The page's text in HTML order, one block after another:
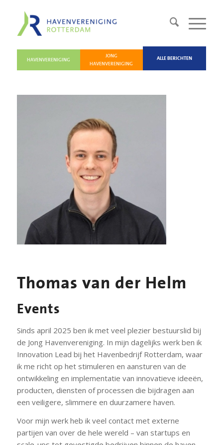
HAVENVERENIGING
JONG
HAVENVERENIGING
ALLE BERICHTEN
Thomas van der Helm
Events
Sinds april 2025 ben ik met veel plezier bestuurslid bij
de Jong Havenvereniging. In mijn dagelijks werk ben ik
Innovation Lead bij het Havenbedrijf Rotterdam, waar
ik me richt op het stimuleren en aansturen van de
ontwikkeling en implementatie van innovatieve ideeën,
producten, diensten of processen die bijdragen aan
een veiligere, slimmere en duurzamere haven.
Voor mijn werk heb ik veel contact met externe
partijen van over de hele wereld – van startups en